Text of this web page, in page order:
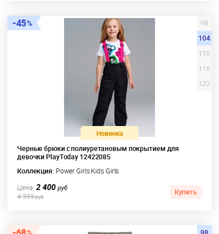
45
Черные брюки с полиуретановым покрытием для
девочки PlayToday 12422085
Коллекция: Power Girls Kids Girls
98
104
110
116
122
Цена 2 400 руб
4 399руб
Купить
98